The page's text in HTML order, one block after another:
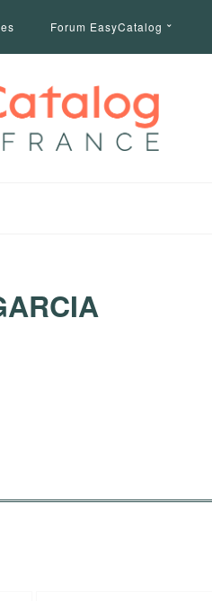
Forum EasyCatalog